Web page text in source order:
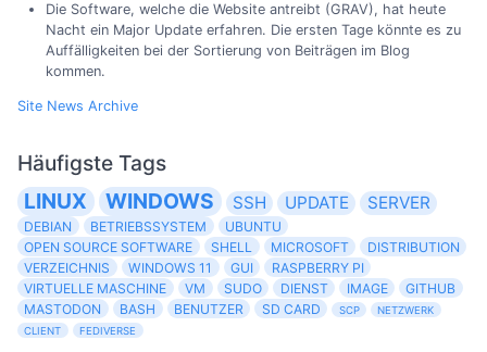
Die Software, welche die Website antreibt (GRAV), hat heute
Nacht ein Major Update erfahren. Die ersten Tage könnte es zu
Auffälligkeiten bei der Sortierung von Beiträgen im Blog
kommen.
Site News Archive
Häufigste Tags
LINUX
WINDOWS SSH UPDATE SERVER
DEBIAN BETRIEBSSYSTEM
UBUNTU
OPEN SOURCE SOFTWARE
SHELL MICROSOFT
DISTRIBUTION
VERZEICHNIS
WINDOWS 11 GUI
RASPBERRY PI
VIRTUELLE MASCHINE
VM SUDO DIENST IMAGE
GITHUB
MASTODON
BASH BENUTZER SD CARD SCP
NETZWERK
CLIENT
FEDIVERSE